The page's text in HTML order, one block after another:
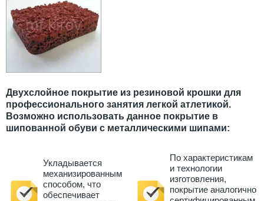
Двухслойное покрытие из резиновой крошки для
профессионального занятия легкой атлетикой.
Возможно использовать данное покрытие в
шипованной обуви с металлическими шипами:
Укладывается
механизированным
способом, что
обеспечивает
По характеристикам
и технологии
изготовления,
покрытие аналогично